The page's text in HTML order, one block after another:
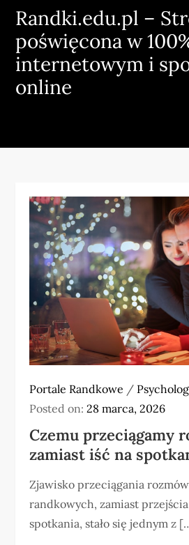
Skip
content
Randki.edu.pl –
poświęcona w
internetowym i
online
Portale Randkowe /
Posted on:28 marca, 2026
Czemu przeciągamy
zamiast iść na
Zjawisko przeciągania
randkowych, zamiast
spotkania, stało się jednym z